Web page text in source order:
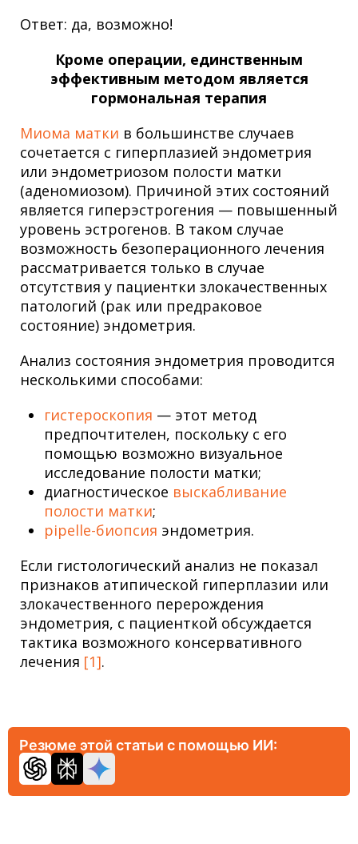
Ответ: да, возможно!
Кроме операции, единственным
эффективным методом является
гормональная терапия
Миома матки в большинстве случаев
сочетается с гиперплазией эндометрия
или эндометриозом полости матки
(аденомиозом). Причиной этих состояний
является гиперэстрогения — повышенный
уровень эстрогенов. В таком случае
возможность безоперационного лечения
рассматривается только в случае
отсутствия у пациентки злокачественных
патологий (рак или предраковое
состояние) эндометрия.
Анализ состояния эндометрия проводится
несколькими способами:
гистероскопия — этот метод
предпочтителен, поскольку с его
помощью возможно визуальное
исследование полости матки;
диагностическое выскабливание
полости матки;
pipelle-биопсия эндометрия.
Если гистологический анализ не показал
признаков атипической гиперплазии или
злокачественного перерождения
эндометрия, с пациенткой обсуждается
тактика возможного консервативного
лечения [1].
Резюме этой статьи с помощью ИИ: